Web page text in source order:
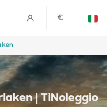
€
| TiNoleggio